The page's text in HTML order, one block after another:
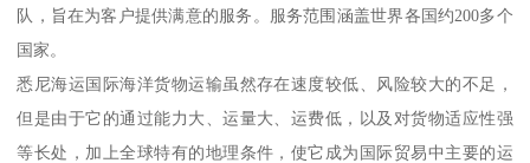
队，旨在为客户提供满意的服务。服务范围涵盖世界各国约200多个
国家。
悉尼海运国际海洋货物运输虽然存在速度较低、风险较大的不足，
但是由于它的通过能力大、运量大、运费低，以及对货物适应性强
等长处，加上全球特有的地理条件，使它成为国际贸易中主要的运